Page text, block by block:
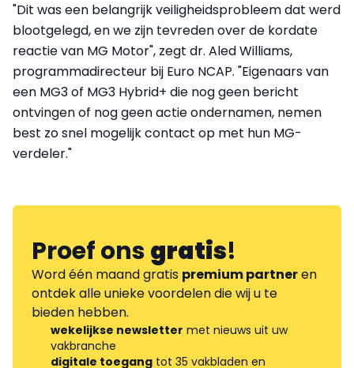
"Dit was een belangrijk veiligheidsprobleem dat werd
blootgelegd, en we zijn tevreden over de kordate
reactie van MG Motor", zegt dr. Aled Williams,
programmadirecteur bij Euro NCAP. "Eigenaars van
een MG3 of MG3 Hybrid+ die nog geen bericht
ontvingen of nog geen actie ondernamen, nemen
best zo snel mogelijk contact op met hun MG-
verdeler."
Proef onsgratis!
Word één maand gratis premium partneren
ontdek alle unieke voordelen die wij u te
bieden hebben.
wekelijkse newsletter met nieuws uit uw
vakbranche
digitale toegang tot 35 vakbladen en